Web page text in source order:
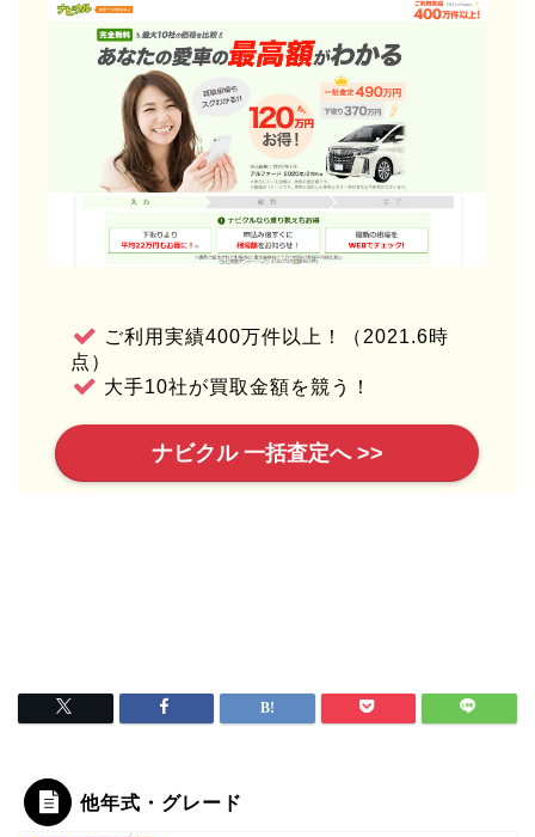
ご利用実績400万件以上！（2021.6時
点）
大手10社が買取金額を競う！
ナビクル 一括査定へ >>
他年式・グレード